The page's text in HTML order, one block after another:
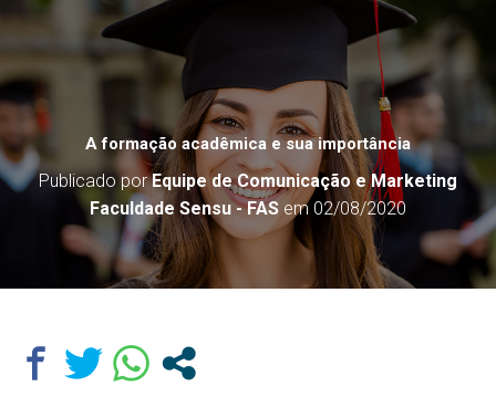
A formação acadêmica e sua importância
Publicado porEquipe de Comunicação e Marketing
Faculdade Sensu - FAS em 02/08/2020